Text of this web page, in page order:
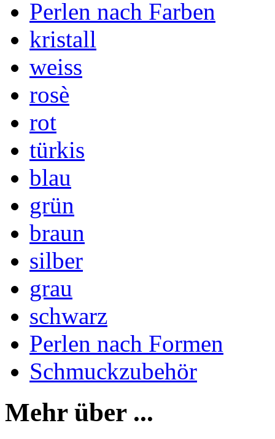
Perlen nach Farben
kristall
weiss
rosè
rot
türkis
blau
grün
braun
silber
grau
schwarz
Perlen nach Formen
Schmuckzubehör
Mehr über ...